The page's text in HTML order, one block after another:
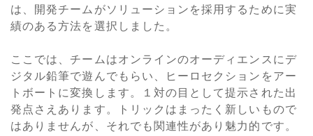
は、開発チームがソリューションを採用するために実
績のある方法を選択しました。
ここでは、チームはオンラインのオーディエンスにデ
ジタル鉛筆で遊んでもらい、ヒーロセクションをアー
トボートに変換します。１対の目として提示された出
発点さえあります。トリックはまったく新しいもので
はありませんが、それでも関連性があり魅力的です。